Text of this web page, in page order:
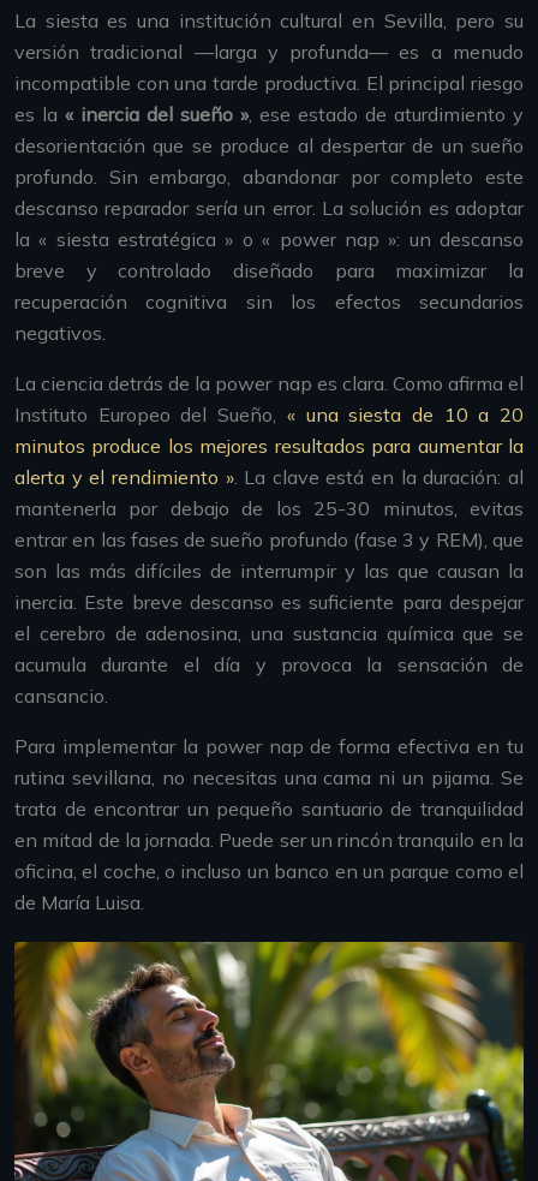
La siesta es una institución cultural en Sevilla, pero su
versión tradicional —larga y profunda— es a menudo
incompatible con una tarde productiva. El principal riesgo
es la « inercia del sueño », ese estado de aturdimiento y
desorientación que se produce al despertar de un sueño
profundo. Sin embargo, abandonar por completo este
descanso reparador sería un error. La solución es adoptar
la « siesta estratégica » o « power nap »: un descanso
breve y controlado diseñado para maximizar la
recuperación cognitiva sin los efectos secundarios
negativos.
La ciencia detrás de la power nap es clara. Como afirma el
Instituto Europeo del Sueño, « una siesta de 10 a 20
minutos produce los mejores resultados para aumentar la
alerta y el rendimiento ». La clave está en la duración: al
mantenerla por debajo de los 25-30 minutos, evitas
entrar en las fases de sueño profundo (fase 3 y REM), que
son las más difíciles de interrumpir y las que causan la
inercia. Este breve descanso es suficiente para despejar
el cerebro de adenosina, una sustancia química que se
acumula durante el día y provoca la sensación de
cansancio.
Para implementar la power nap de forma efectiva en tu
rutina sevillana, no necesitas una cama ni un pijama. Se
trata de encontrar un pequeño santuario de tranquilidad
en mitad de la jornada. Puede ser un rincón tranquilo en la
oficina, el coche, o incluso un banco en un parque como el
de María Luisa.